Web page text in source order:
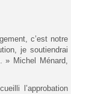
c’est notre
je soutiendrai
» Michel Ménard,
l’approbation